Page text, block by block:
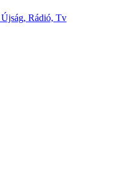
Rádió, Tv